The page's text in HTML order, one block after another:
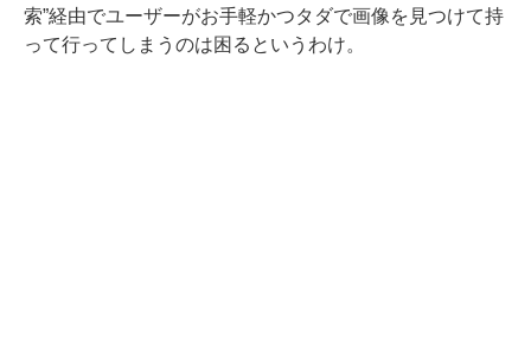
索”経由でユーザーがお手軽かつタダで画像を見つけて持
って行ってしまうのは困るというわけ。